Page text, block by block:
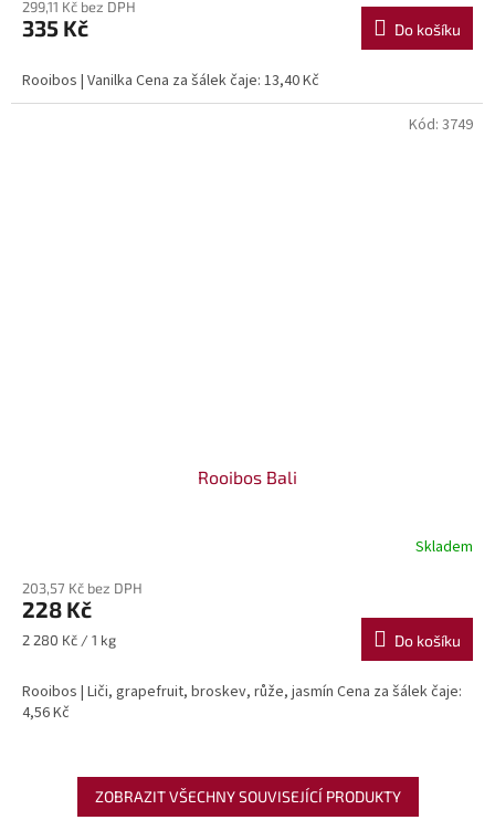
299,11 Kč bez DPH
335 Kč Do košíku
Rooibos | Vanilka Cena za šálek čaje: 13,40 Kč
Rooibos Bali
Skladem
203,57 Kč bez DPH
228 Kč
Měrná
2 280 Kč / 1 kg Do košíku
Rooibos | Liči, grapefruit, broskev, růže, jasmín Cena za šálek čaje:
4,56 Kč
Kód: 3749
ZOBRAZIT VŠECHNY SOUVISEJÍCÍ PRODUKTY